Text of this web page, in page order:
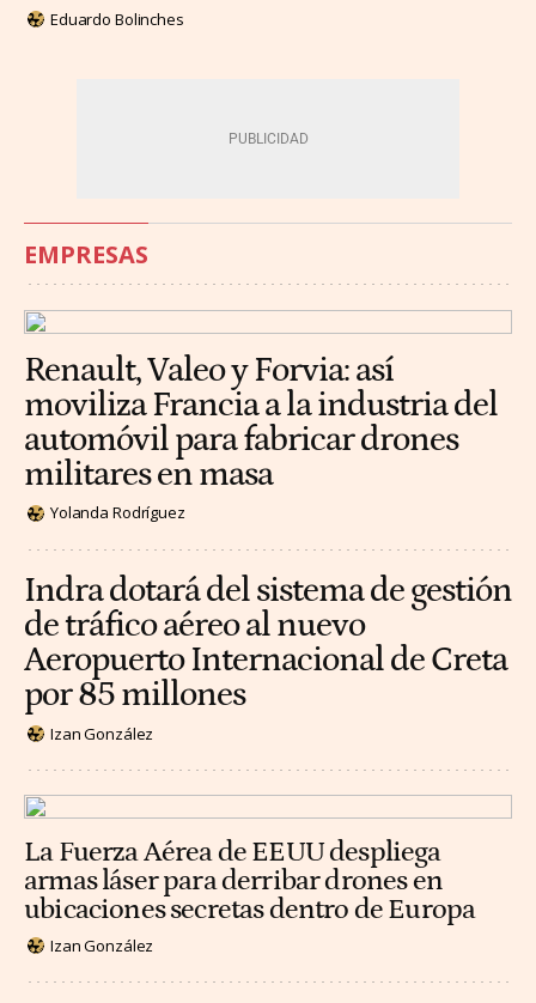
Eduardo Bolinches
EMPRESAS
Renault, Valeo y Forvia: así
moviliza Francia a la industria del
automóvil para fabricar drones
militares en masa
Yolanda Rodríguez
Indra dotará del sistema de gestión
de tráfico aéreo al nuevo
Aeropuerto Internacional de Creta
por 85 millones
Izan González
La Fuerza Aérea de EEUU despliega
armas láser para derribar drones en
ubicaciones secretas dentro de Europa
Izan González